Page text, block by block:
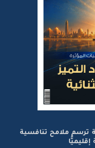
ترسم ملامح تنافسية